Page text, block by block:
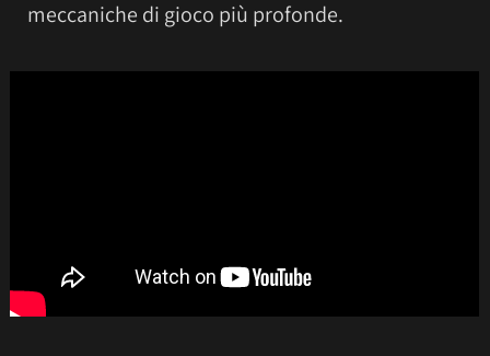
meccaniche di gioco più profonde.